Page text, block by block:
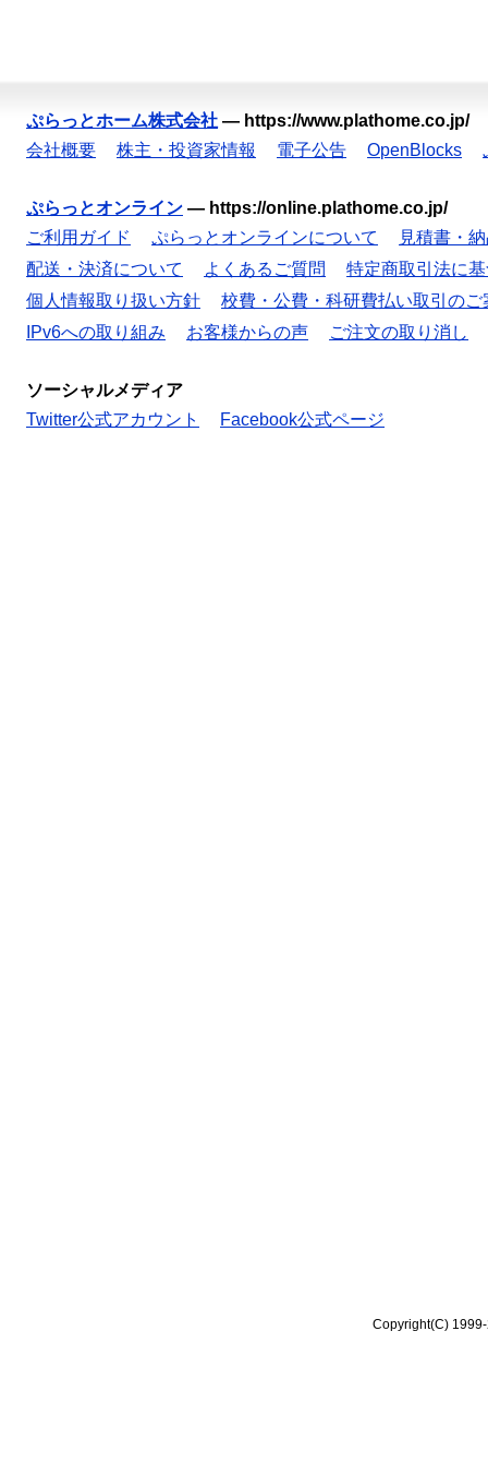
ぷらっとホーム株式会社 — https://www.plathome.co.jp/
会社概要
株主・投資家情報 電子公告 OpenBlocks
ぷらっとオンライン — https://online.plathome.co.jp/
ご利用ガイド
ぷらっとオンラインについて
見積書・
配送・決済について
よくあるご質問
特定商取引法に
個人情報取り扱い方針
校費・公費・科研費払い取引のご
IPv6への取り組み
お客様からの声 ご注文の取り消し
ソーシャルメディア
Twitter公式アカウント
Facebook公式ページ
Copyright(C)